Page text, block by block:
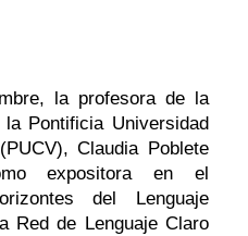
la profesora de la
Pontificia Universidad
Claudia Poblete
expositora en el
del Lenguaje
Red de Lenguaje Claro